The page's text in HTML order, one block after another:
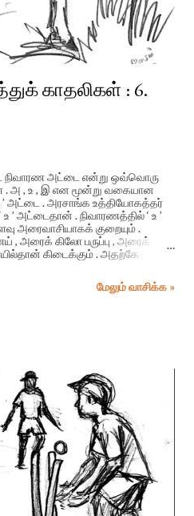
காதலிகள் : 6.
அட்டை என்று ஒவ்வொரு
. அ , உ , இ என மூன்று வகையான
’ அட்டை . அரசாங்க உத்தியோகத்தர்
’ அட்டைதான் . நிவாரணத்தில் ‘ உ ’
அரைவாசியாகக் குறையும் .
கிலோ பருப்பு , அரைக்
கிடைக்கும் . அதற்கே
இடமில்லை . காரணம்
மேலும் வாசிக்க »